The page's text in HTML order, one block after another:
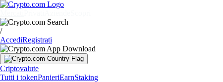
/
AccediRegistrati
Criptovalute
Tutti i tokenPanieriEarnStaking